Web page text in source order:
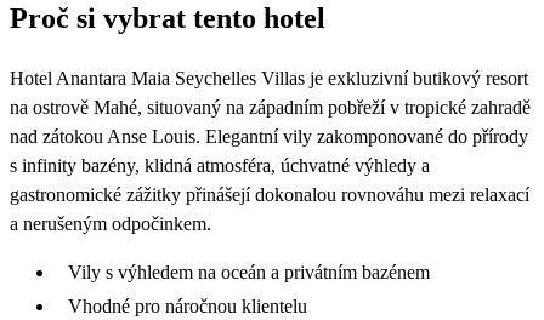
236 319 202 399 248 159
221 959
Proč si vybrat tento hotel
Hotel Anantara Maia Seychelles Villas je exkluzivní butikový resort
na ostrově Mahé, situovaný na západním pobřeží v tropické zahradě
nad zátokou Anse Louis. Elegantní vily zakomponované do přírody
s infinity bazény, klidná atmosféra, úchvatné výhledy a
gastronomické zážitky přinášejí dokonalou rovnováhu mezi relaxací
a nerušeným odpočinkem.
Vily s výhledem na oceán a privátním bazénem
Vhodné pro náročnou klientelu